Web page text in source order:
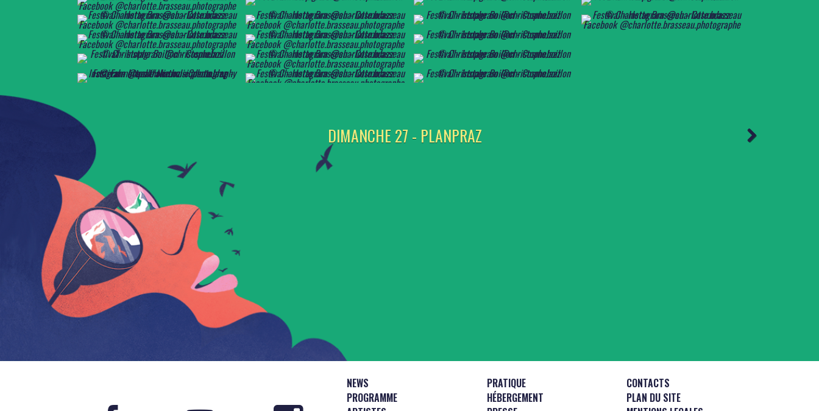
DIMANCHE 27 - PLANPRAZ
NEWS
PROGRAMME
PRATIQUE
HÉBERGEMENT
CONTACTS
PLAN DU SITE